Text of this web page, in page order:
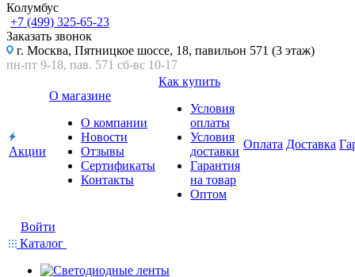
Колумбус
+7 (499) 325-65-23
Заказать звонок
г. Москва, Пятницкое шоссе, 18, павильон 571 (3 этаж)
пн-пт 9-18, пав. 571 сб-вс 10-17
Акции
О магазине
О компании
Новости
Отзывы
Сертификаты
Контакты
Как купить
Условия
оплаты
Условия
доставки
Гарантия
на товар
Оптом
Оплата Доставка
Войти
Каталог